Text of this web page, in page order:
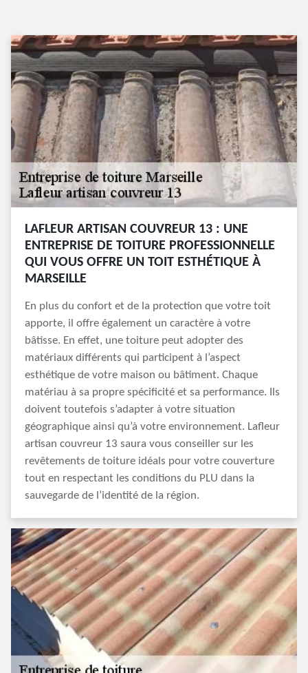
LAFLEUR ARTISAN COUVREUR 13 : UNE
ENTREPRISE DE TOITURE PROFESSIONNELLE
QUI VOUS OFFRE UN TOIT ESTHÉTIQUE À
MARSEILLE
En plus du confort et de la protection que votre toit
apporte, il offre également un caractère à votre
bâtisse. En effet, une toiture peut adopter des
matériaux différents qui participent à l’aspect
esthétique de votre maison ou bâtiment. Chaque
matériau à sa propre spécificité et sa performance. Ils
doivent toutefois s’adapter à votre situation
géographique ainsi qu’à votre environnement. Lafleur
artisan couvreur 13 saura vous conseiller sur les
revêtements de toiture idéals pour votre couverture
tout en respectant les conditions du PLU dans la
sauvegarde de l’identité de la région.